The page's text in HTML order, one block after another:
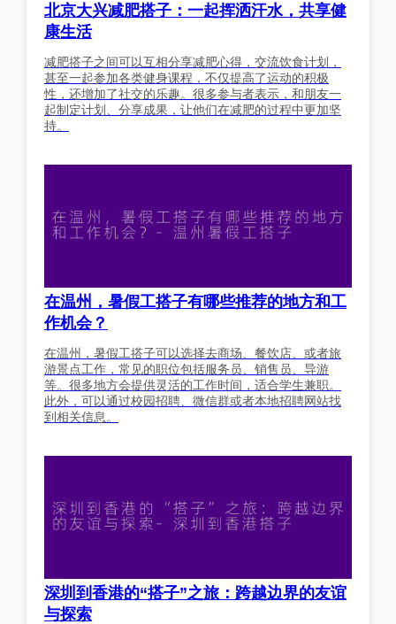
北京大兴减肥搭子：一起挥洒汗水，共享健
康生活
减肥搭子之间可以互相分享减肥心得，交流饮食计划，
甚至一起参加各类健身课程，不仅提高了运动的积极
性，还增加了社交的乐趣。很多参与者表示，和朋友一
起制定计划、分享成果，让他们在减肥的过程中更加坚
持。
在温州，暑假工搭子有哪些推荐的地方和工
作机会？
在温州，暑假工搭子可以选择去商场、餐饮店、或者旅
游景点工作，常见的职位包括服务员、销售员、导游
等。很多地方会提供灵活的工作时间，适合学生兼职。
此外，可以通过校园招聘、微信群或者本地招聘网站找
到相关信息。
深圳到香港的“搭子”之旅：跨越边界的友谊
与探索